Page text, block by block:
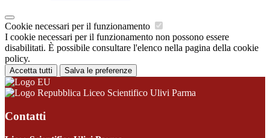
Cookie necessari per il funzionamento
I cookie necessari per il funzionamento non possono essere
disabilitati. È possibile consultare l'elenco nella pagina della cookie
policy.
Accetta tutti Salva le preferenze
Liceo Scientifico Ulivi Parma
Contatti